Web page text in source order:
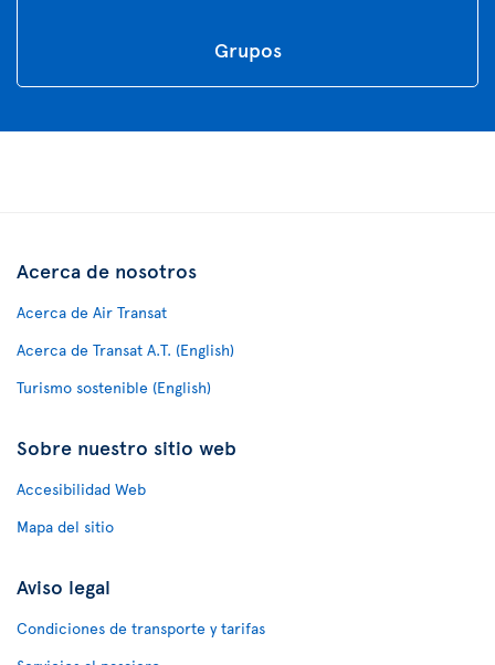
Grupos
Acerca de nosotros
Acerca de Air Transat
Acerca de Transat A.T. (English)
Turismo sostenible (English)
Sobre nuestro sitio web
Accesibilidad Web
Mapa del sitio
Aviso legal
Condiciones de transporte y tarifas